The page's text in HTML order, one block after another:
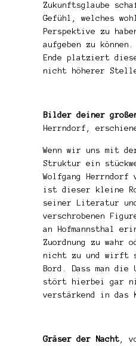
Zukunftsglaube
Gefühl, welches
Perspektive zu
aufgeben zu
Ende platziert
nicht höherer
Bilder deiner
Herrndorf,
Wenn wir uns mit
Struktur ein
Wolfgang Herrndorf
ist dieser kleine
seiner Literatur
verschrobenen
an Hofmannsthal
Zuordnung zu wahr
nicht zu und wirft
Bord. Dass man
stört hierbei gar
verstärkend in das
Gräser der Nacht ,